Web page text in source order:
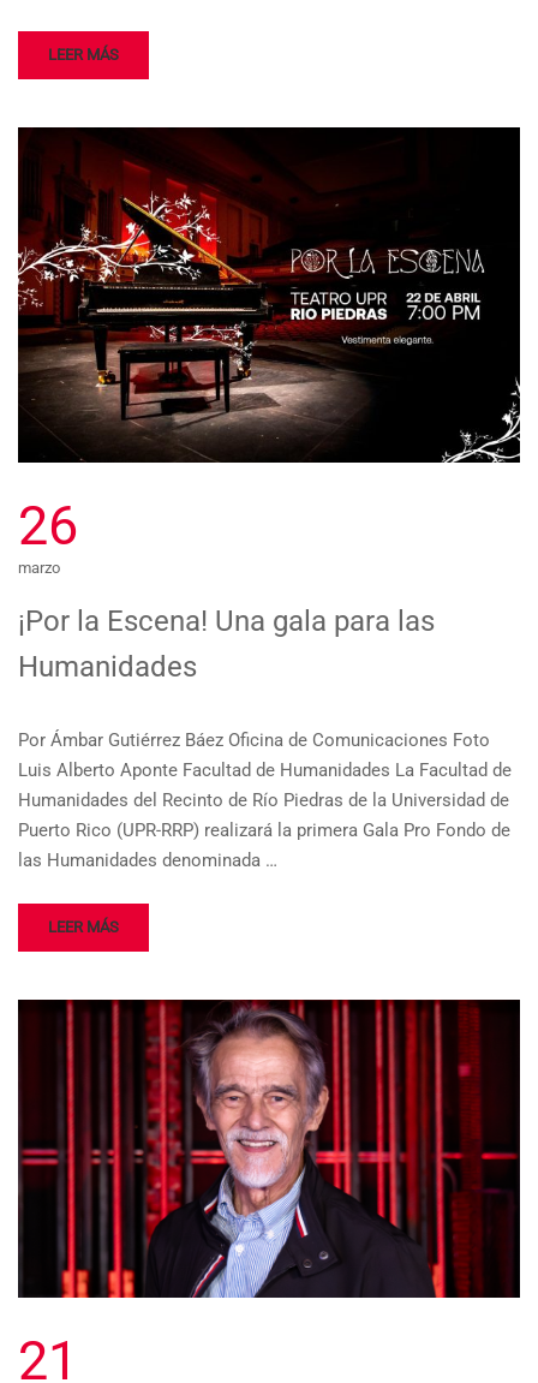
LEER MÁS
26
marzo
¡Por la Escena! Una gala para las
Humanidades
Por Ámbar Gutiérrez Báez Oficina de Comunicaciones Foto
Luis Alberto Aponte Facultad de Humanidades La Facultad de
Humanidades del Recinto de Río Piedras de la Universidad de
Puerto Rico (UPR-RRP) realizará la primera Gala Pro Fondo de
las Humanidades denominada …
LEER MÁS
21